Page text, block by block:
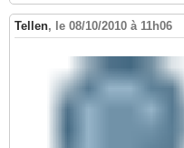
Tellen, le 08/10/2010 à 11h06